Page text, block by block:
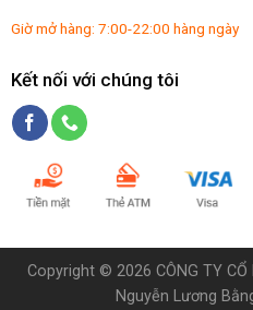
Giờ mở hàng: 7:00-22:00 hàng ngày
Kết nối với chúng tôi
Copyright © 2026 CÔNG TY
Nguyễn Lương